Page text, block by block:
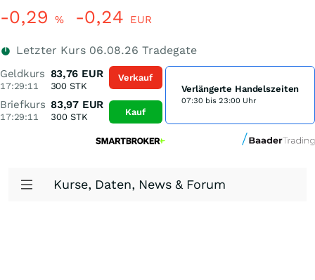
-0,29 % -0,24 EUR
Letzter Kurs 06.08.26 Tradegate
Geldkurs
17:29:11
83,76 EUR
300 STK
Briefkurs
17:29:11
83,97 EUR
300STK
Verkauf
Kauf
Verlängerte Handelszeiten
07:30 bis 23:00 Uhr
Kurse, Daten, News & Forum